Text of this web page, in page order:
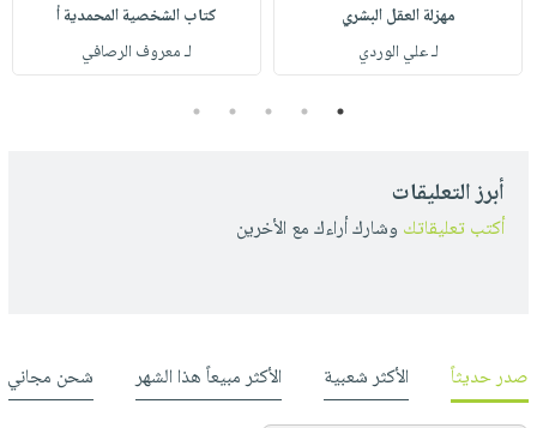
مهزلة العقل البشري
لـ علي الوردي
كتاب الشخصية المحمدية أ
لـ معروف الرصافي
1
2
3
4
5
أبرز التعليقات
أكتب تعليقاتك وشارك أراءك مع الأخرين
صدر حديثاً الأكثر شعبية الأكثر مبيعاً هذا الشهر شحن مجاني